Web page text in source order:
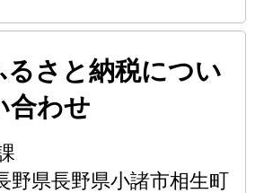
さと納税につい
合わせ
野県長野県小諸市相生町